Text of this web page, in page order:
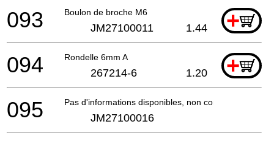
Boulon de broche M6 +
093 JM27100011 1.44
Rondelle 6mm A +
094 267214-6 1.20
Pas d'informations disponibles, non commandable
095 JM27100016